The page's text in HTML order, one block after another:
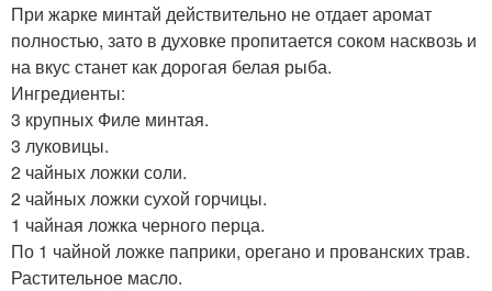
При жарке минтай действительно не отдает аромат
полностью, зато в духовке пропитается соком насквозь и
на вкус станет как дорогая белая рыба.
Ингредиенты:
3 крупных Филе минтая.
3 луковицы.
2 чайных ложки соли.
2 чайных ложки сухой горчицы.
1 чайная ложка черного перца.
По 1 чайной ложке паприки, орегано и прованских трав.
Растительное масло.